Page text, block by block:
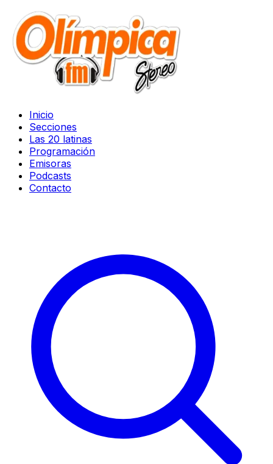
Inicio
Secciones
Las 20 latinas
Programación
Emisoras
Podcasts
Contacto